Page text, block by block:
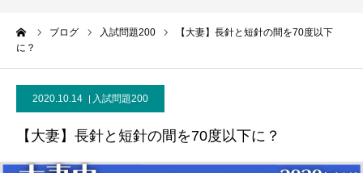
ブログ 入試問題200
【大妻】長針と短針の間を70度以下
に？
2020.10.14 入試問題200
【大妻】長針と短針の間を70度以下に？